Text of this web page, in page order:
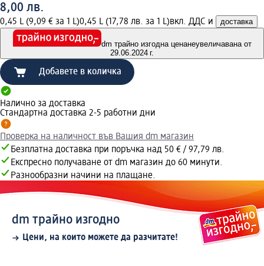
8,00 лв.
0,45 L (9,09 € за 1 L)0,45 L (17,78 лв. за 1 L)вкл. ДДС и доставка
dm трайно изгодна ценанеувеличавана от
29.06.2024 г.
Добавете в количка
Налично за доставка
Стандартна доставка 2-5 работни дни
Проверка на наличност във Вашия dm магазин
Безплатна доставка при поръчка над 50 € / 97,79 лв.
Експресно получаване от dm магазин до 60 минути.
Разнообразни начини на плащане.
dm трайно изгодно
Цени, на които можете да разчитате!